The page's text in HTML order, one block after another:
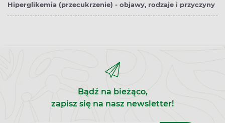
Hiperglikemia (przecukrzenie) - objawy, rodzaje i przyczyny
Bądź na bieżąco,
zapisz się na nasz newsletter!